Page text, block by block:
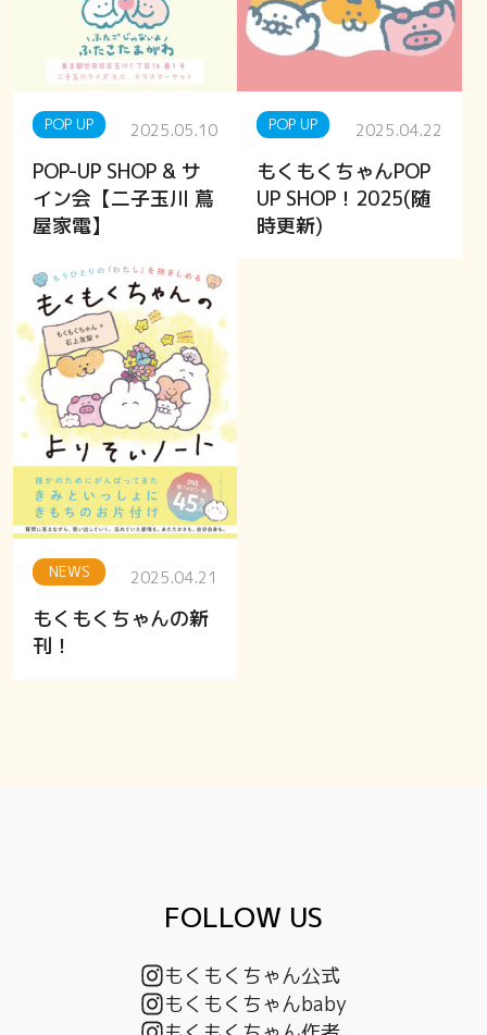
POP UP 2025.05.10
POP-UP SHOP & サ
イン会【二子玉川 蔦
屋家電】
POP UP 2025.04.22
もくもくちゃんPOP
UP SHOP！2025(随
時更新)
NEWS 2025.04.21
もくもくちゃんの新
刊！
FOLLOW US
もくもくちゃん公式
もくもくちゃんbaby